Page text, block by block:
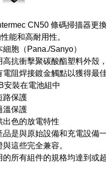
CN50 條碼掃描器更
能和高耐用性。
細胞（Pana./Sanyo）
高抗衝擊聚碳酸酯塑料外殼
電阻焊接鍍金觸點以獲得最
安裝在電池組中
路保護
溫保護
出色的放電特性
品是與原始設備和充電設備
與這些完全兼容。
的所有組件的規格均達到或